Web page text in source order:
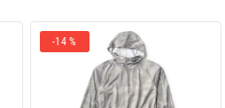
-14 %